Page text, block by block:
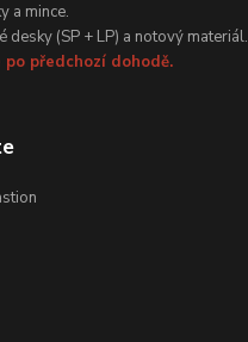
a mince.
desky (SP + LP) a notový materiál.
předchozí dohodě.